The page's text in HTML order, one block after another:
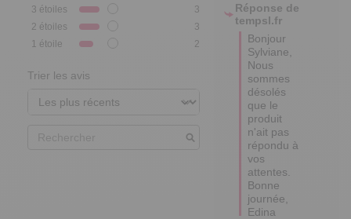
3 étoiles
3
2 étoiles
3
1 étoile 2
Trier les avis
Réponse de
tempsl.fr
Bonjour
Sylviane,
Nous
sommes
désolés
que le
produit
n'ait pas
répondu à
vos
attentes.
Bonne
journée,
Edina